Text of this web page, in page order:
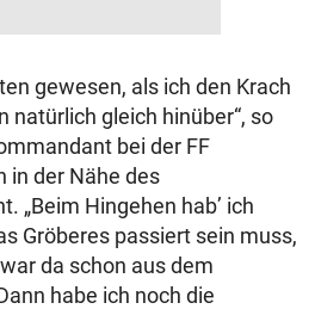
gewesen, als ich den Krach
natürlich gleich hinüber“, so
bei der FF
in der Nähe des
„Beim Hingehen hab’ ich
Gröberes passiert sein muss,
da schon aus dem
habe ich noch die